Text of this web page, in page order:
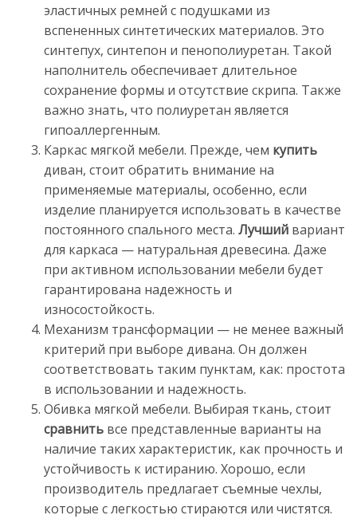
эластичных ремней с подушками из
вспененных синтетических материалов. Это
синтепух, синтепон и пенополиуретан. Такой
наполнитель обеспечивает длительное
сохранение формы и отсутствие скрипа. Также
важно знать, что полиуретан является
гипоаллергенным.
Каркас мягкой мебели. Прежде, чем купить
диван, стоит обратить внимание на
применяемые материалы, особенно, если
изделие планируется использовать в качестве
постоянного спального места. Лучший вариант
для каркаса — натуральная древесина. Даже
при активном использовании мебели будет
гарантирована надежность и
износостойкость.
Механизм трансформации — не менее важный
критерий при выборе дивана. Он должен
соответствовать таким пунктам, как: простота
в использовании и надежность.
Обивка мягкой мебели. Выбирая ткань, стоит
сравнить все представленные варианты на
наличие таких характеристик, как прочность и
устойчивость к истиранию. Хорошо, если
производитель предлагает съемные чехлы,
которые с легкостью стираются или чистятся.